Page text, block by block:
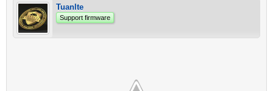
Tuanlte
Support firmware